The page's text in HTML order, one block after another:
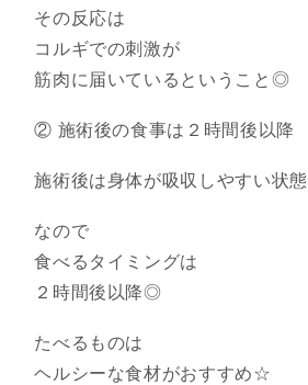
その反応は
コルギでの刺激が
筋肉に届いているということ◎
② 施術後の食事は２時間後以降
施術後は身体が吸収しやすい状態
なので
食べるタイミングは
２時間後以降◎
たべるものは
ヘルシーな食材がおすすめ☆